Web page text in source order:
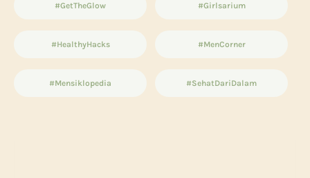
#GetTheGlow #Girlsarium
#HealthyHacks #MenCorner
#Mensiklopedia #SehatDariDalam